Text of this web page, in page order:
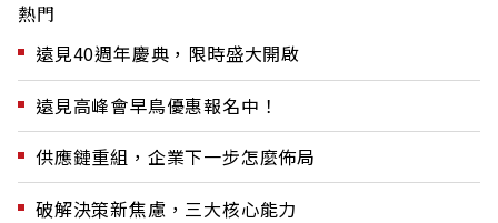
熱門
遠見40週年慶典，限時盛大開啟
遠見高峰會早鳥優惠報名中！
供應鏈重組，企業下一步怎麼佈局
破解決策新焦慮，三大核心能力